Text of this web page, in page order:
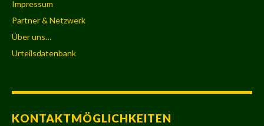
Impressum
Partner & Netzwerk
Über uns…
Urteilsdatenbank
KONTAKTMÖGLICHKEITEN